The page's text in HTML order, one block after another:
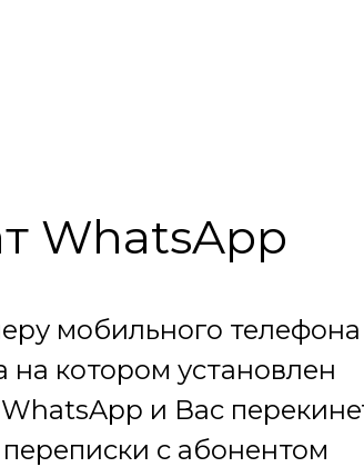
WhatsApp
мобильного
на котором установлен
и Вас
с абонентом